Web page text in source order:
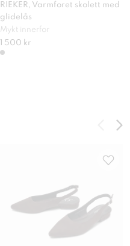
RIEKER, Varmforet skolett med
glidelås
Mykt innerfor
1 500 kr